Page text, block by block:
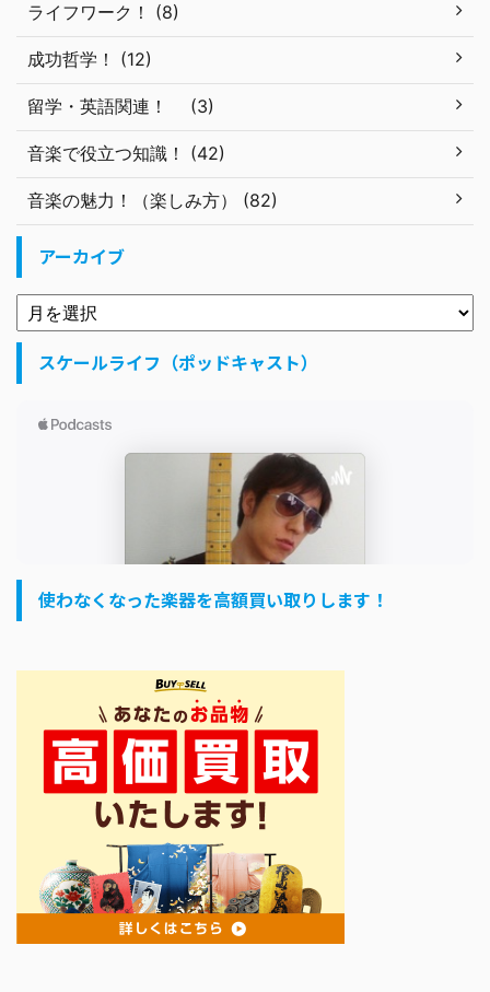
ライフワーク！ (8)
成功哲学！ (12)
留学・英語関連！ (3)
音楽で役立つ知識！ (42)
音楽の魅力！（楽しみ方） (82)
アーカイブ
スケールライフ（ポッドキャスト）
使わなくなった楽器を高額買い取りします！